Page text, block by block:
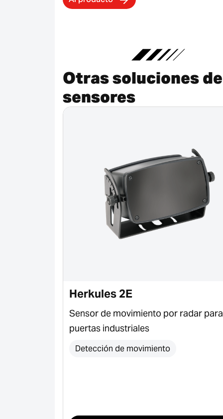
Otras soluciones de
sensores
Herkules 2E
Sensor de movimiento por radar para
puertas industriales
Detección de movimiento